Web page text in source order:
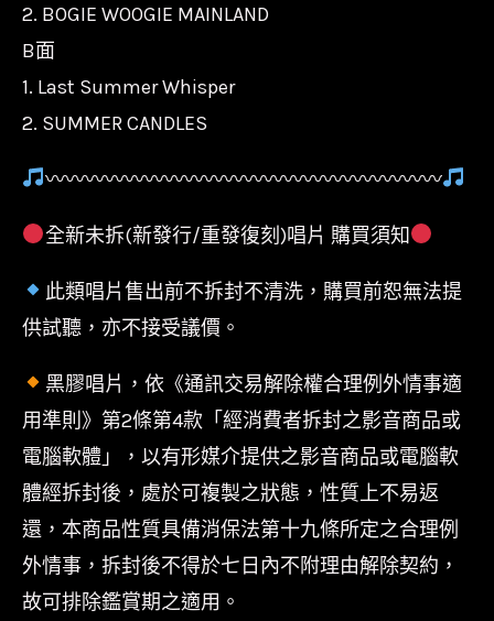
2. BOGIE WOOGIE MAINLAND
B面
1. Last Summer Whisper
2. SUMMER CANDLES
〰〰〰〰〰〰〰〰〰〰〰〰〰〰〰〰〰〰〰〰
全新未拆(新發行/重發復刻)唱片 購買須知
此類唱片售出前不拆封不清洗，購買前恕無法提
供試聽，亦不接受議價。
黑膠唱片，依《通訊交易解除權合理例外情事適
用準則》第2條第4款「經消費者拆封之影音商品或
電腦軟體」，以有形媒介提供之影音商品或電腦軟
體經拆封後，處於可複製之狀態，性質上不易返
還，本商品性質具備消保法第十九條所定之合理例
外情事，拆封後不得於七日內不附理由解除契約，
故可排除鑑賞期之適用。